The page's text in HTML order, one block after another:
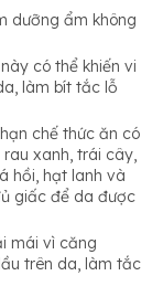
dưỡng ẩm không
có thể khiến vi
làm bít tắc lỗ
chế thức ăn có
xanh, trái cây,
hồi, hạt lanh và
giấc để da được
mái vì căng
trên da, làm tắc